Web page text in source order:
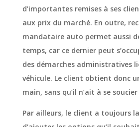
d’importantes remises à ses
aux prix du marché. En outre,
mandataire auto permet aussi
temps, car ce dernier peut
des démarches administratives
véhicule. Le client obtient donc
main, sans qu’il n’ait à se
Par ailleurs, le client a toujours